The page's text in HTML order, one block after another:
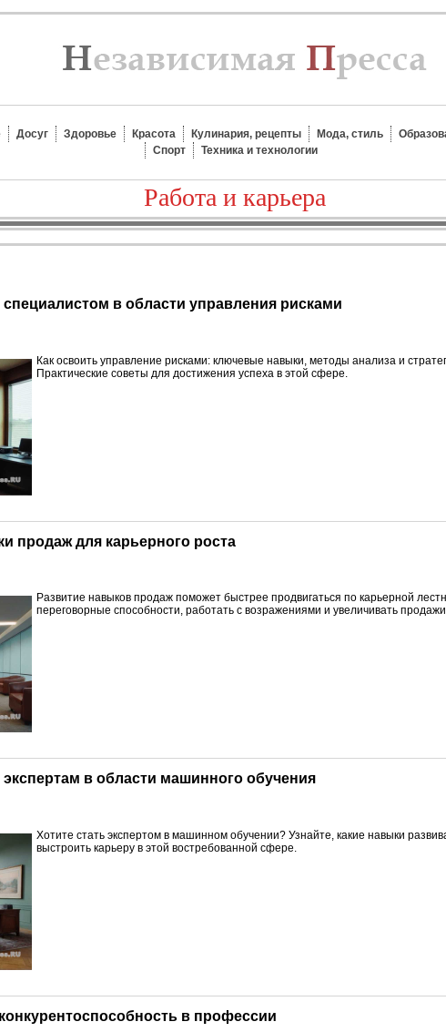
Досуг Здоровье Красота Кулинария, рецепты Мода, стиль
Спорт
Техника и технологии
Работа и карьера
специалистом в области управления рисками
Как освоить управление рисками: ключевые навыки, методы анализа и
Практические советы для достижения успеха в этой сфере.
продаж для карьерного роста
Развитие навыков продаж поможет быстрее продвигаться по карьерной
переговорные способности, работать с возражениями и увеличивать
экспертам в области машинного обучения
Хотите стать экспертом в машинном обучении? Узнайте, какие навыки
выстроить карьеру в этой востребованной сфере.
в профессии